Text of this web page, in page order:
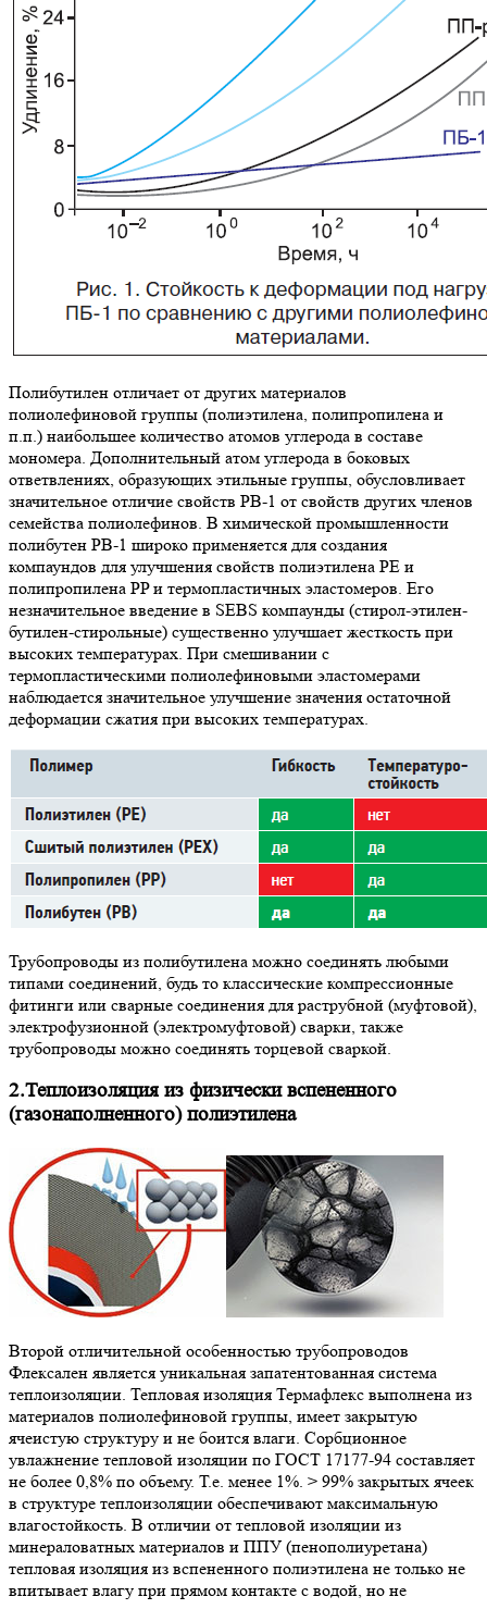
Полибутилен отличает от других материалов
полиолефиновой группы (полиэтилена, полипропилена и
п.п.) наибольшее количество атомов углерода в составе
мономера. Дополнительный атом углерода в боковых
ответвлениях, образующих этильные группы, обусловливает
значительное отличие свойств PB-1 от свойств других членов
семейства полиолефинов. В химической промышленности
полибутен РВ-1 широко применяется для создания
компаундов для улучшения свойств полиэтилена PE и
полипропилена PP и термопластичных эластомеров. Его
незначительное введение в SEBS компаунды (стирол-этилен-
бутилен-стирольные) существенно улучшает жесткость при
высоких температурах. При смешивании с
термопластическими полиолефиновыми эластомерами
наблюдается значительное улучшение значения остаточной
деформации сжатия при высоких температурах.
Трубопроводы из полибутилена можно соединять любыми
типами соединений, будь то классические компрессионные
фитинги или сварные соединения для раструбной (муфтовой),
электрофузионной (электромуфтовой) сварки, также
трубопроводы можно соединять торцевой сваркой.
2.Теплоизоляция из физически вспененного
(газонаполненного) полиэтилена
Второй отличительной особенностью трубопроводов
Флексален является уникальная запатентованная система
теплоизоляции. Тепловая изоляция Термафлекс выполнена из
материалов полиолефиновой группы, имеет закрытую
ячеистую структуру и не боится влаги. Сорбционное
увлажнение тепловой изоляции по ГОСТ 17177-94 составляет
не более 0,8% по объему. Т.е. менее 1%. > 99% закрытых ячеек
в структуре теплоизоляции обеспечивают максимальную
влагостойкость. В отличии от тепловой изоляции из
минераловатных материалов и ППУ (пенополиуретана)
тепловая изоляция из вспененного полиэтилена не только не
впитывает влагу при прямом контакте с водой, но не